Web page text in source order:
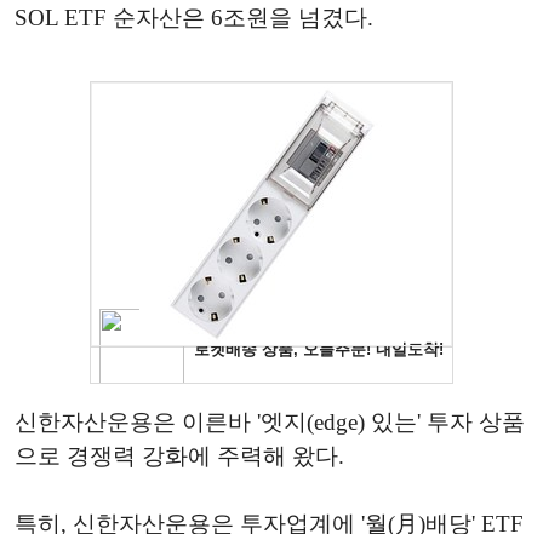
SOL ETF 순자산은 6조원을 넘겼다.
신한자산운용은 이른바 '엣지(edge) 있는' 투자 상품
으로 경쟁력 강화에 주력해 왔다.
특히, 신한자산운용은 투자업계에 '월(月)배당' ETF